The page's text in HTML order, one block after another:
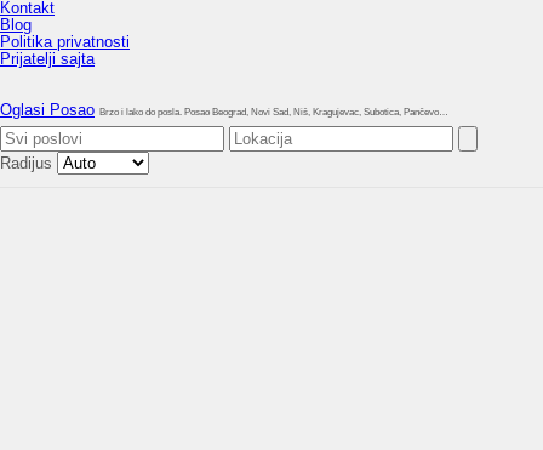
Kontakt
Blog
Politika privatnosti
Prijatelji sajta
Oglasi Posao Brzo i lako do posla. Posao Beograd, Novi Sad, Niš, Kragujevac, Subotica, Pančevo…
Radijus